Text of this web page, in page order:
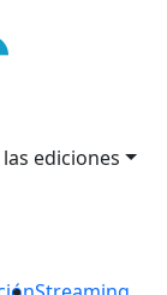
ediciones